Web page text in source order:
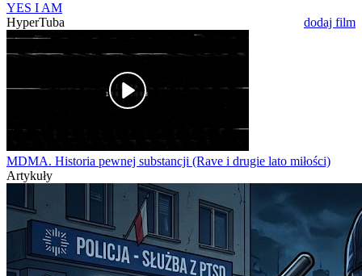
YES I AM
HyperTuba
dodaj film
MDMA. Historia pewnej substancji (Rave i drugie lato miłości)
Artykuły